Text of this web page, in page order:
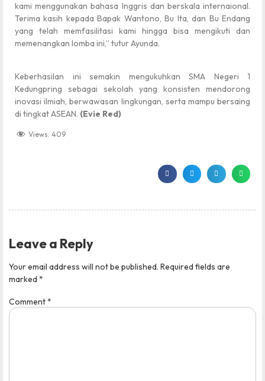
kami menggunakan bahasa Inggris dan berskala internaional.
Terima kasih kepada Bapak Wantono, Bu Ita, dan Bu Endang
yang telah memfasilitasi kami hingga bisa mengikuti dan
memenangkan lomba ini,” tutur Ayunda.
Keberhasilan ini semakin mengukuhkan SMA Negeri 1
Kedungpring sebagai sekolah yang konsisten mendorong
inovasi ilmiah, berwawasan lingkungan, serta mampu bersaing
di tingkat ASEAN. (Evie Red)
Views: 409
Leave a Reply
Your email address will not be published. Required fields are
marked *
Comment*